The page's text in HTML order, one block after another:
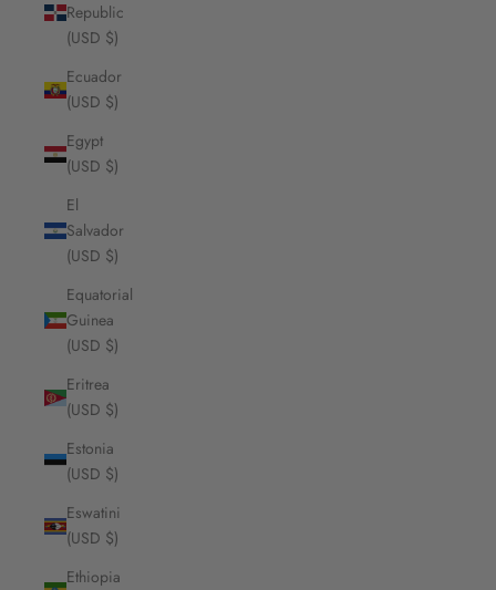
Republic
(USD $)
Ecuador
(USD $)
Egypt
(USD $)
El
Salvador
(USD $)
Equatorial
Guinea
(USD $)
Eritrea
(USD $)
Estonia
(USD $)
Eswatini
(USD $)
Ethiopia